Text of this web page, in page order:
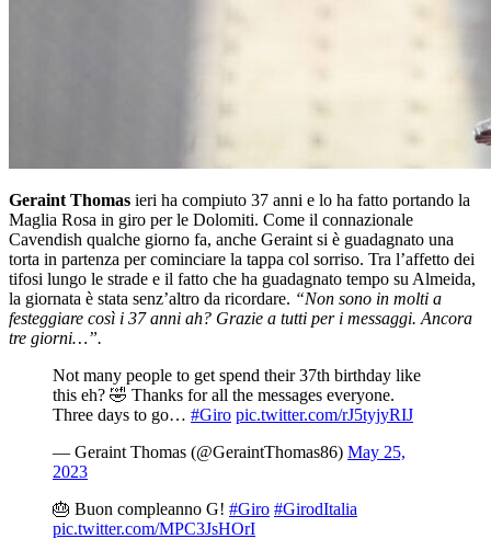
Geraint Thomas ieri ha compiuto 37 anni e lo ha fatto portando la
Maglia Rosa in giro per le Dolomiti. Come il connazionale
Cavendish qualche giorno fa, anche Geraint si è guadagnato una
torta in partenza per cominciare la tappa col sorriso. Tra l’affetto dei
tifosi lungo le strade e il fatto che ha guadagnato tempo su Almeida,
la giornata è stata senz’altro da ricordare. “Non sono in molti a
festeggiare così i 37 anni ah? Grazie a tutti per i messaggi. Ancora
tre giorni…”.
Not many people to get spend their 37th birthday like
this eh? 🤣 Thanks for all the messages everyone.
Three days to go… #Giro pic.twitter.com/rJ5tyjyRIJ
— Geraint Thomas (@GeraintThomas86) May 25,
2023
🎂 Buon compleanno G! #Giro #GirodItalia
pic.twitter.com/MPC3JsHOrI